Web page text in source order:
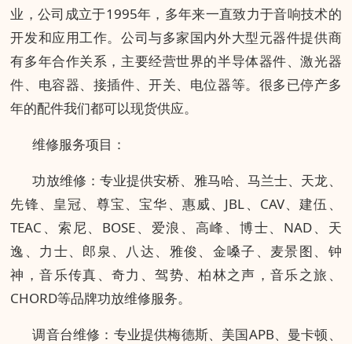
业，公司成立于1995年，多年来一直致力于音响技术的
开发和应用工作。公司与多家国内外大型元器件提供商
有多年合作关系，主要经营世界的半导体器件、激光器
件、电容器、接插件、开关、电位器等。很多已停产多
年的配件我们都可以现货供应。
维修服务项目：
功放维修：专业提供安桥、雅马哈、马兰士、天龙、
先锋、皇冠、尊宝、宝华、惠威、JBL、CAV、建伍、
TEAC、索尼、BOSE、爱浪、高峰、博士、NAD、天
逸、力士、郎泉、八达、雅俊、金嗓子、麦景图、钟
神，音乐传真、奇力、驾势、柏林之声，音乐之旅、
CHORD等品牌功放维修服务。
调音台维修：专业提供梅德斯、美国APB、曼卡顿、